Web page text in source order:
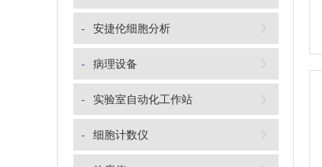
- 安捷伦细胞分析
- 病理设备
- 实验室自动化工作站
- 细胞计数仪